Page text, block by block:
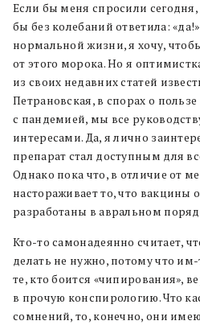
Если бы меня спросили сегодня,
бы без колебаний ответила:
нормальной жизни, я хочу,
от этого морока. Но я
из своих недавних статей
Петрановская, в спорах о
с пандемией, мы все
интересами. Да, я лично
препарат стал доступным для
Однако пока что, в отличие от
настораживает то, что вакцины
разработаны в авральном
Кто-то самонадеянно считает,
делать не нужно, потому что им-
те, кто боится «чипирования»,
в прочую конспирологию. Что
сомнений, то, конечно, они